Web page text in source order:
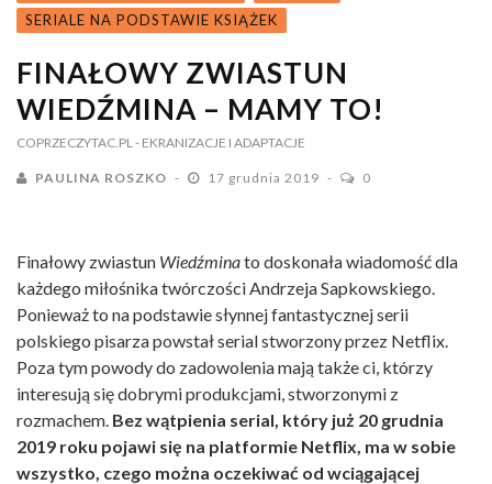
SERIALE NA PODSTAWIE KSIĄŻEK
FINAŁOWY ZWIASTUN
WIEDŹMINA – MAMY TO!
COPRZECZYTAC.PL - EKRANIZACJE I ADAPTACJE
PAULINA ROSZKO 17 grudnia 2019 0
Finałowy zwiastun Wiedźminato doskonała wiadomość dla
każdego miłośnika twórczości Andrzeja Sapkowskiego.
Ponieważ to na podstawie słynnej fantastycznej serii
polskiego pisarza powstał serial stworzony przez Netflix.
Poza tym powody do zadowolenia mają także ci, którzy
interesują się dobrymi produkcjami, stworzonymi z
rozmachem. Bez wątpienia serial, który już 20 grudnia
2019 roku pojawi się na platformie Netflix, ma w sobie
wszystko, czego można oczekiwać od wciągającej